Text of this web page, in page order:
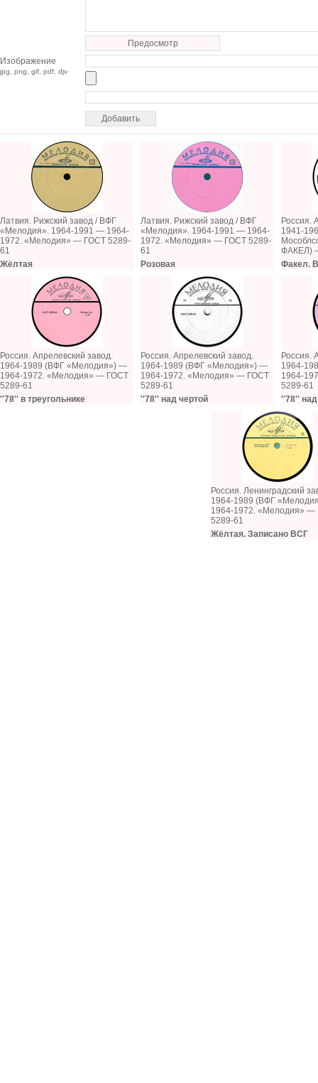
Предосмотр
Изображение
jpg, png, gif, pdf, djv
Латвия. Рижский завод / ВФГ
«Мелодия». 1964-1991 — 1964-
1972. «Мелодия» — ГОСТ 5289-
61
Жёлтая
Латвия. Рижский завод / ВФГ
«Мелодия». 1964-1991 — 1964-
1972. «Мелодия» — ГОСТ 5289-
61
Розовая
Россия.
1941-
ФАКЕЛ)
Факел.
Россия. Апрелевский завод.
1964-1989 (ВФГ «Мелодия») —
1964-1972. «Мелодия» — ГОСТ
5289-61
''78'' в треугольнике
Россия. Апрелевский завод.
1964-1989 (ВФГ «Мелодия») —
1964-1972. «Мелодия» — ГОСТ
5289-61
''78'' над чертой
Россия.
1964-
1964-
5289-61
''78'' над
Россия. Ленинградский
1964-1989 (ВФГ
1964-1972. «Мелодия» —
5289-61
Жёлтая. Записано ВСГ